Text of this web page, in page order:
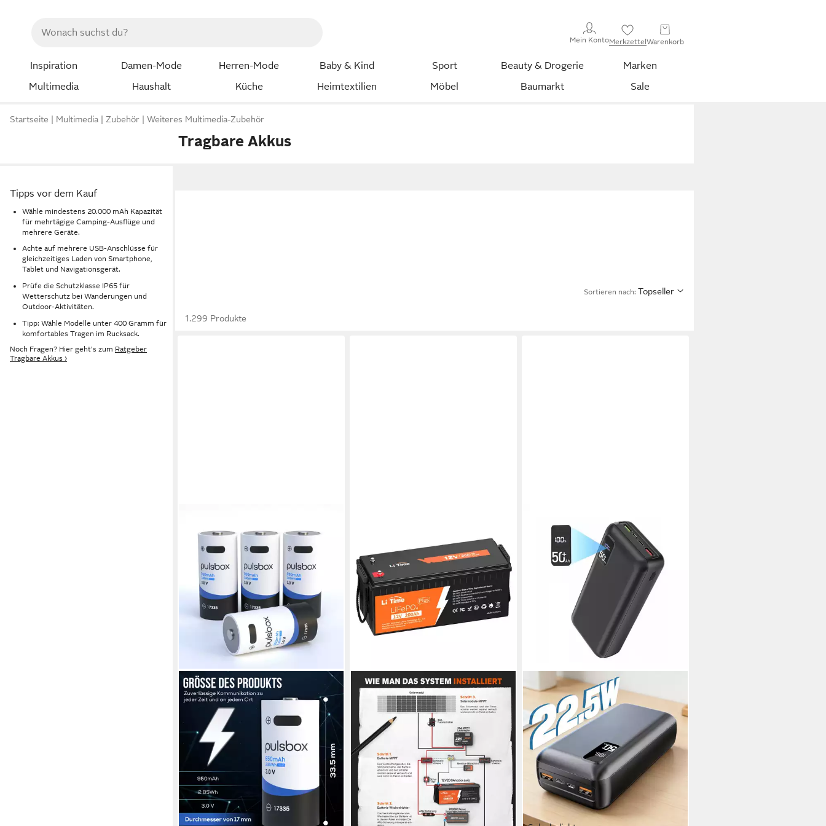
Mein KontoMerkzettelWarenkorb
Inspiration Damen-Mode Herren-Mode Baby & Kind Sport Beauty & Drogerie
Marken
Multimedia
Haushalt Küche Heimtextilien Möbel Baumarkt Sale
Startseite Multimedia Zubehör Weiteres Multimedia-Zubehör
Tragbare Akkus
Tipps vor dem Kauf
Wähle mindestens 20.000 mAh Kapazität
für mehrtägige Camping-Ausflüge und
mehrere Geräte.
Achte auf mehrere USB-Anschlüsse für
gleichzeitiges Laden von Smartphone,
Tablet und Navigationsgerät.
Prüfe die Schutzklasse IP65 für
Wetterschutz bei Wanderungen und
Outdoor-Aktivitäten.
Tipp: Wähle Modelle unter 400 Gramm für
komfortables Tragen im Rucksack.
Noch Fragen? Hier geht's zum Ratgeber
Tragbare Akkus ›
Sortieren nach: Topseller
1.299 Produkte